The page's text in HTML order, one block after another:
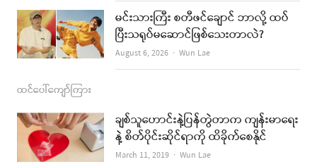
မင်းသားကြီး စတီဖင်ချောင် ဘာလို့ ထပ်
ပြီးသရုပ်မဆောင်ဖြစ်သေးတာလဲ?
August 6, 2026 Author
Wun Lae
ထင်ပေါ်ကျော်ကြား
ချစ်သူဟောင်းနဲ့ပြန်တွဲတာက ကျန်းမာရေး
နဲ့ စိတ်ပိုင်းဆိုင်ရာကို ထိခိုက်စေနိုင်
March 11, 2019 Author
Wun Lae